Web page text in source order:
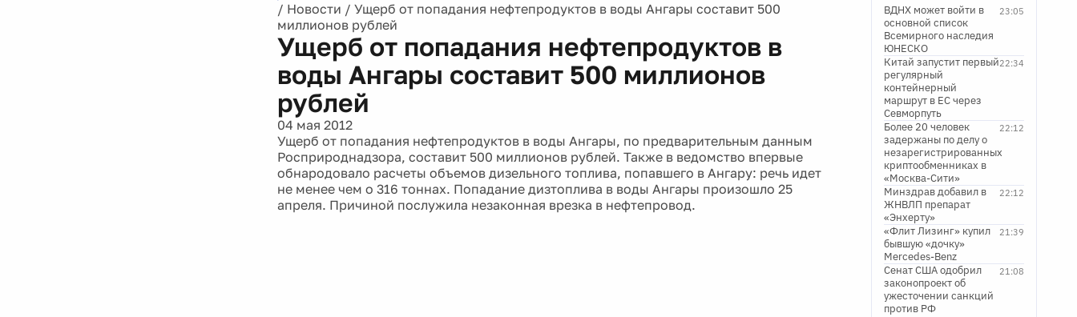
/ Новости / Ущерб от попадания нефтепродуктов в воды Ангары составит 500
миллионов рублей
Ущерб от попадания нефтепродуктов в
воды Ангары составит 500 миллионов
рублей
04 мая 2012
Ущерб от попадания нефтепродуктов в воды Ангары, по предварительным данным
Росприроднадзора, составит 500 миллионов рублей. Также в ведомство впервые
обнародовало расчеты объемов дизельного топлива, попавшего в Ангару: речь идет
не менее чем о 316 тоннах. Попадание дизтоплива в воды Ангары произошло 25
апреля. Причиной послужила незаконная врезка в нефтепровод.
23:05
ВДНХ может войти в
основной список
Всемирного наследия
ЮНЕСКО
22:34
Китай запустит первый
регулярный
контейнерный
маршрут в ЕС через
Севморпуть
22:12
Более 20 человек
задержаны по делу о
незарегистрированных
криптообменниках в
«Москва-Сити»
22:12
Минздрав добавил в
ЖНВЛП препарат
«Энхерту»
21:39
«Флит Лизинг» купил
бывшую «дочку»
Mercedes-Benz
21:08
Сенат США одобрил
законопроект об
ужесточении санкций
против РФ